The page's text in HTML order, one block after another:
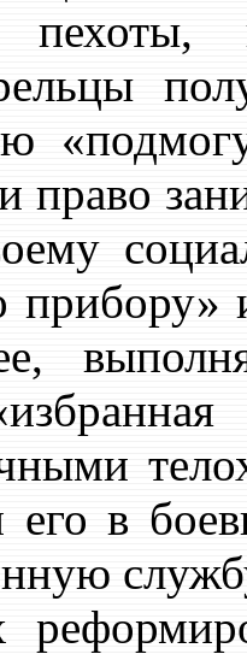
пехоты,
право
его в